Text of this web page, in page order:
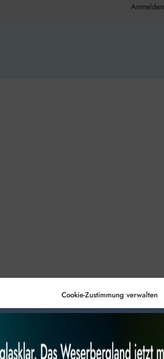
Cookie-Zustimmung verwalten
Merkmale
Anmelden